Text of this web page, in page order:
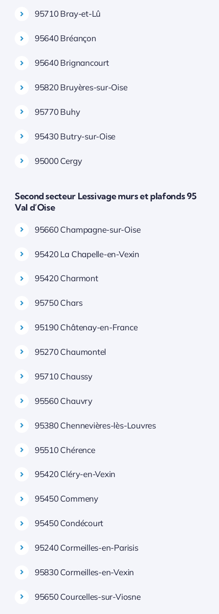
95710 Bray-et-Lû
95640 Bréançon
95640 Brignancourt
95820 Bruyères-sur-Oise
95770 Buhy
95430 Butry-sur-Oise
95000 Cergy
Second secteur Lessivage murs et plafonds 95
Val d’Oise
95660 Champagne-sur-Oise
95420 La Chapelle-en-Vexin
95420 Charmont
95750 Chars
95190 Châtenay-en-France
95270 Chaumontel
95710 Chaussy
95560 Chauvry
95380 Chennevières-lès-Louvres
95510 Chérence
95420 Cléry-en-Vexin
95450 Commeny
95450 Condécourt
95240 Cormeilles-en-Parisis
95830 Cormeilles-en-Vexin
95650 Courcelles-sur-Viosne